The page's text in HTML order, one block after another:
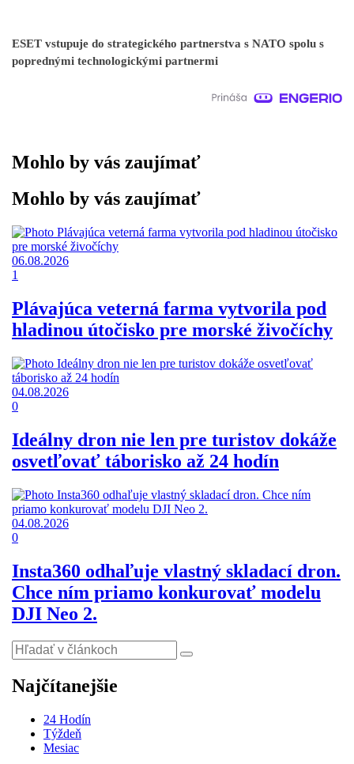
ESET vstupuje do strategického partnerstva s NATO spolu s
poprednými technologickými partnermi
Mohlo by vás zaujímať
Mohlo by vás zaujímať
06.08.2026
1
Plávajúca veterná farma vytvorila pod
hladinou útočisko pre morské živočíchy
04.08.2026
0
Ideálny dron nie len pre turistov dokáže
osvetľovať táborisko až 24 hodín
04.08.2026
0
Insta360 odhaľuje vlastný skladací dron.
Chce ním priamo konkurovať modelu
DJI Neo 2.
Najčítanejšie
24 Hodín
Týždeň
Mesiac